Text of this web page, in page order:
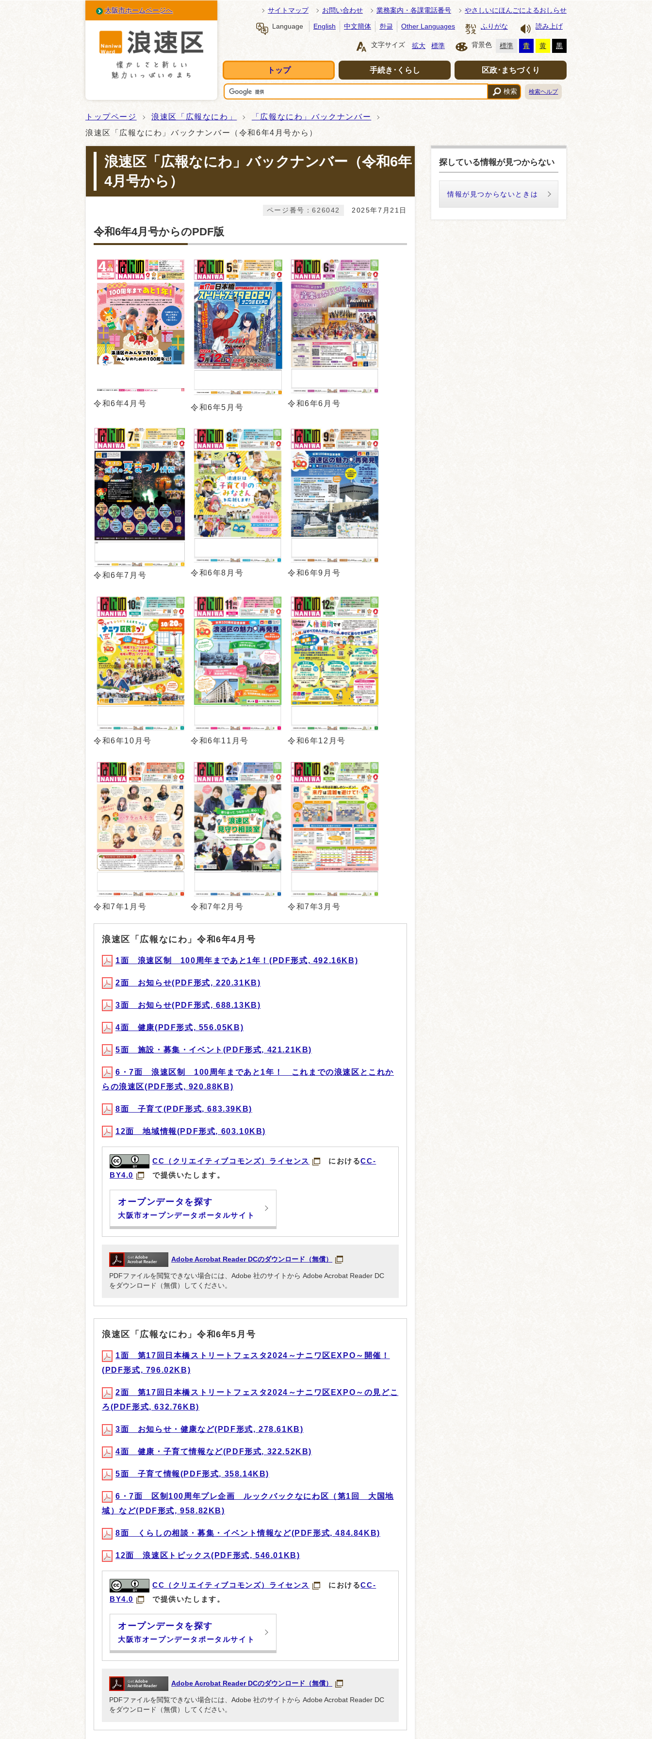
大阪市ホームページへ サイトマップ お問い合わせ 業務案内・各課電話番号 やさしいにほんごによるおしらせ
Language English 中文簡体 한글 Other Languages ふりがな 読み上げ
文字サイズ 拡大 標準 背景色 標準 青 黄 黒
トップ 手続き･くらし 区政･まちづくり
検索 検索ヘルプ
トップページ 浪速区「広報なにわ」
「広報なにわ」バックナンバー
浪速区「広報なにわ」バックナンバー（令和6年4月号から）
浪速区「広報なにわ」バックナンバー（令和6年
4月号から）
2025年7月21日
ページ番号：626042
令和6年4月号からのPDF版
令和6年4月号 令和6年5月号 令和6年6月号
令和6年7月号 令和6年8月号 令和6年9月号
令和6年10月号 令和6年11月号 令和6年12月号
令和7年1月号 令和7年2月号 令和7年3月号
浪速区「広報なにわ」令和6年4月号
1面 浪速区制 100周年まであと1年！(PDF形式, 492.16KB)
2面 お知らせ(PDF形式, 220.31KB)
3面 お知らせ(PDF形式, 688.13KB)
4面 健康(PDF形式, 556.05KB)
5面 施設・募集・イベント(PDF形式, 421.21KB)
6・7面 浪速区制 100周年まであと1年！ これまでの浪速区とこれか
らの浪速区(PDF形式, 920.88KB)
8面 子育て(PDF形式, 683.39KB)
12面 地域情報(PDF形式, 603.10KB)
CC（クリエイティブコモンズ）ライセンス におけるCC-
BY4.0
で提供いたします。
オープンデータを探す
大阪市オープンデータポータルサイト
Adobe Acrobat Reader DCのダウンロード（無償）
PDFファイルを閲覧できない場合には、Adobe 社のサイトから Adobe Acrobat Reader DC
をダウンロード（無償）してください。
浪速区「広報なにわ」令和6年5月号
1面 第17回日本橋ストリートフェスタ2024～ナニワ区EXPO～開催！
(PDF形式, 796.02KB)
2面 第17回日本橋ストリートフェスタ2024～ナニワ区EXPO～の見どこ
ろ(PDF形式, 632.76KB)
3面 お知らせ・健康など(PDF形式, 278.61KB)
4面 健康・子育て情報など(PDF形式, 322.52KB)
5面 子育て情報(PDF形式, 358.14KB)
6・7面 区制100周年プレ企画 ルックバックなにわ区（第1回 大国地
域）など(PDF形式, 958.82KB)
8面 くらしの相談・募集・イベント情報など(PDF形式, 484.84KB)
12面 浪速区トピックス(PDF形式, 546.01KB)
CC（クリエイティブコモンズ）ライセンス におけるCC-
BY4.0
で提供いたします。
オープンデータを探す
大阪市オープンデータポータルサイト
Adobe Acrobat Reader DCのダウンロード（無償）
PDFファイルを閲覧できない場合には、Adobe 社のサイトから Adobe Acrobat Reader DC
をダウンロード（無償）してください。
探している情報が見つからない
情報が見つからないときは